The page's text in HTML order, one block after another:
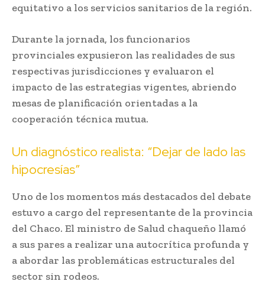
equitativo a los servicios sanitarios de la región.
Durante la jornada, los funcionarios
provinciales expusieron las realidades de sus
respectivas jurisdicciones y evaluaron el
impacto de las estrategias vigentes, abriendo
mesas de planificación orientadas a la
cooperación técnica mutua.
Un diagnóstico realista: “Dejar de lado las
hipocresías”
Uno de los momentos más destacados del debate
estuvo a cargo del representante de la provincia
del Chaco. El ministro de Salud chaqueño llamó
a sus pares a realizar una autocrítica profunda y
a abordar las problemáticas estructurales del
sector sin rodeos.